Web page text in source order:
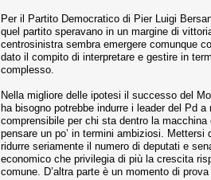
Per il Partito Democratico di Pier Luigi
quel partito speravano in un margine di
centrosinistra sembra emergere comunque
dato il compito di interpretare e gestire in
complesso.
Nella migliore delle ipotesi il successo del
ha bisogno potrebbe indurre i leader del Pd
comprensibile per chi sta dentro la
pensare un po’ in termini ambiziosi.
ridurre seriamente il numero di deputati e
economico che privilegia di più la crescita
comune. D’altra parte è un momento di